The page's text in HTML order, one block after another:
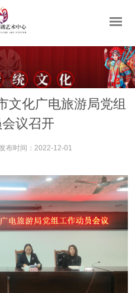
文化广电旅游局党组
议召开
发布时间： 2022-12-01